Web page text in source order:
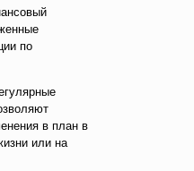
по
в план в
или на